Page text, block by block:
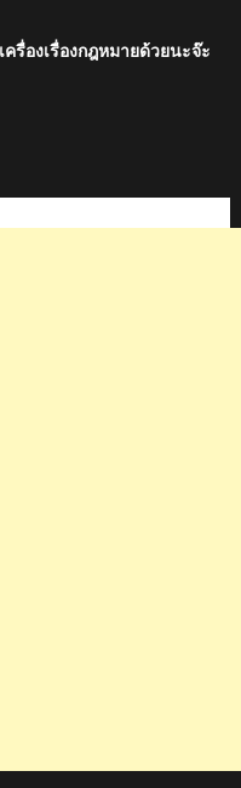
รื่องเรื่องกฎหมายด้วยนะจ๊ะ